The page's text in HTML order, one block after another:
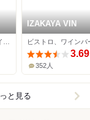
IZAKAYA VIN
3.69
352人
と見る